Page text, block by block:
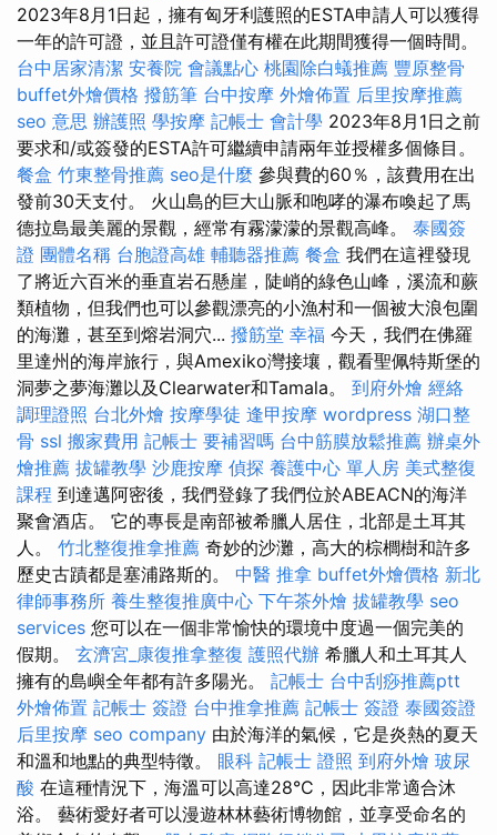
2023年8月1日起，擁有匈牙利護照的ESTA申請人可以獲得
一年的許可證，並且許可證僅有權在此期間獲得一個時間。
台中居家清潔 安養院 會議點心 桃園除白蟻推薦 豐原整骨
buffet外燴價格 撥筋筆 台中按摩 外燴佈置 后里按摩推薦
seo 意思 辦護照 學按摩 記帳士 會計學 2023年8月1日之前
要求和/或簽發的ESTA許可繼續申請兩年並授權多個條目。
餐盒 竹東整骨推薦 seo是什麼 參與費的60％，該費用在出
發前30天支付。 火山島的巨大山脈和咆哮的瀑布喚起了馬
德拉島最美麗的景觀，經常有霧濛濛的景觀高峰。 泰國簽
證 團體名稱 台胞證高雄 輔聽器推薦 餐盒 我們在這裡發現
了將近六百米的垂直岩石懸崖，陡峭的綠色山峰，溪流和蕨
類植物，但我們也可以參觀漂亮的小漁村和一個被大浪包圍
的海灘，甚至到熔岩洞穴... 撥筋堂 幸福 今天，我們在佛羅
里達州的海岸旅行，與Amexiko灣接壤，觀看聖佩特斯堡的
洞夢之夢海灘以及Clearwater和Tamala。 到府外燴 經絡
調理證照 台北外燴 按摩學徒 逢甲按摩 wordpress 湖口整
骨 ssl 搬家費用 記帳士 要補習嗎 台中筋膜放鬆推薦 辦桌外
燴推薦 拔罐教學 沙鹿按摩 偵探 養護中心 單人房 美式整復
課程 到達邁阿密後，我們登錄了我們位於ABEACN的海洋
聚會酒店。 它的專長是南部被希臘人居住，北部是土耳其
人。 竹北整復推拿推薦 奇妙的沙灘，高大的棕櫚樹和許多
歷史古蹟都是塞浦路斯的。 中醫 推拿 buffet外燴價格 新北
律師事務所 養生整復推廣中心 下午茶外燴 拔罐教學 seo
services 您可以在一個非常愉快的環境中度過一個完美的
假期。 玄濟宮_康復推拿整復 護照代辦 希臘人和土耳其人
擁有的島嶼全年都有許多陽光。 記帳士 台中刮痧推薦ptt
外燴佈置 記帳士 簽證 台中推拿推薦 記帳士 簽證 泰國簽證
后里按摩 seo company 由於海洋的氣候，它是炎熱的夏天
和溫和地點的典型特徵。 眼科 記帳士 證照 到府外燴 玻尿
酸 在這種情況下，海溫可以高達28°C，因此非常適合沐
浴。 藝術愛好者可以漫遊林林藝術博物館，並享受命名的